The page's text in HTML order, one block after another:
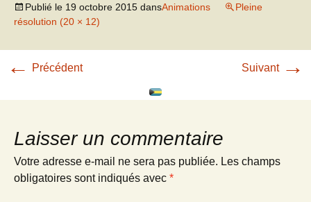
Publié le 19 octobre 2015 dansAnimations
Pleine
résolution (20 × 12)
← Précédent Suivant →
Laisser un commentaire
Votre adresse e-mail ne sera pas publiée. Les champs
obligatoires sont indiqués avec *